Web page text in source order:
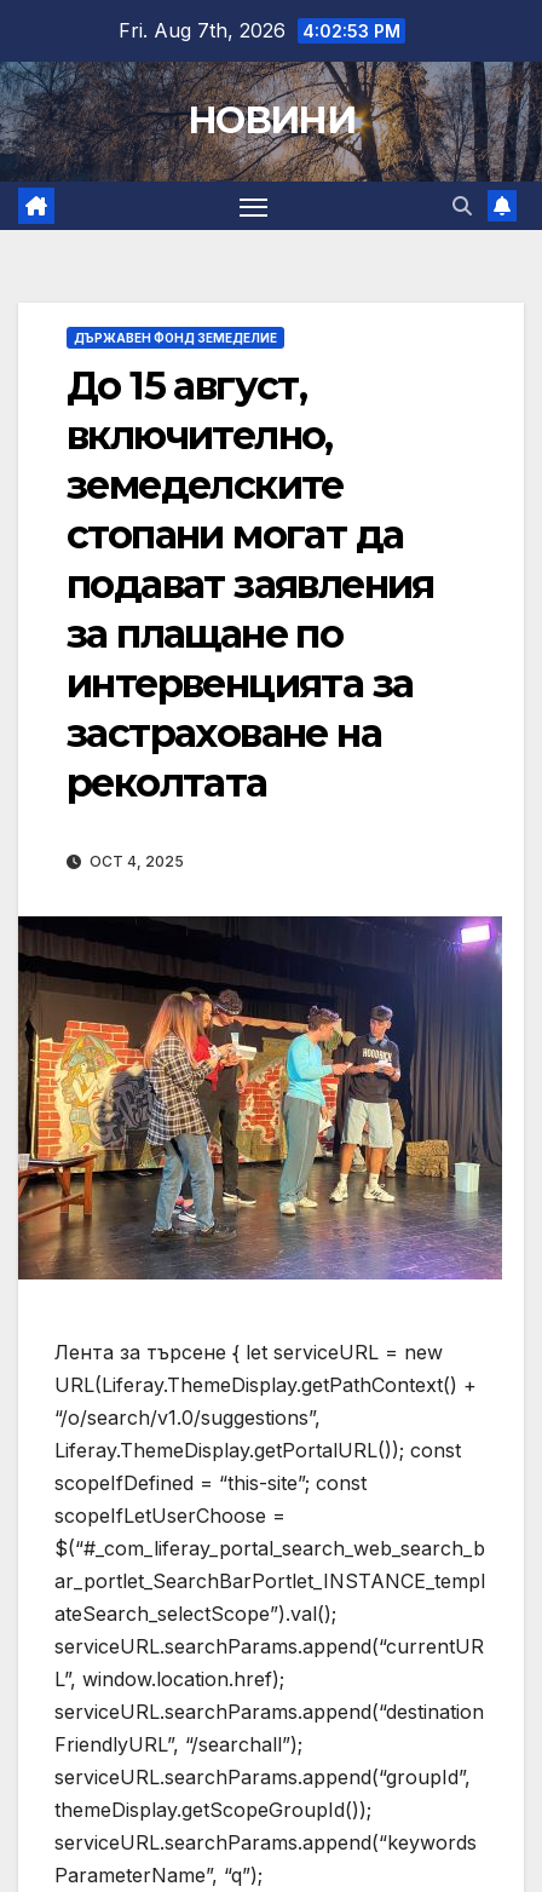
content
Fri. Aug 7th, 2026 4:02:54 PM
НОВИНИ
ДЪРЖАВЕН ФОНД ЗЕМЕДЕЛИЕ
До 15 август,
включително,
земеделските
стопани могат да
подават заявления
за плащане по
интервенцията за
застраховане на
реколтата
OCT 4, 2025
Лента за търсене { let serviceURL = new
URL(Liferay.ThemeDisplay.getPathContext() +
“/o/search/v1.0/suggestions”,
Liferay.ThemeDisplay.getPortalURL()); const
scopeIfDefined = “this-site”; const
scopeIfLetUserChoose =
$(“#_com_liferay_portal_search_web_search_b
ar_portlet_SearchBarPortlet_INSTANCE_templ
ateSearch_selectScope”).val();
serviceURL.searchParams.append(“currentUR
L”, window.location.href);
serviceURL.searchParams.append(“destination
FriendlyURL”, “/searchall”);
serviceURL.searchParams.append(“groupId”,
themeDisplay.getScopeGroupId());
serviceURL.searchParams.append(“keywords
ParameterName”, “q”);